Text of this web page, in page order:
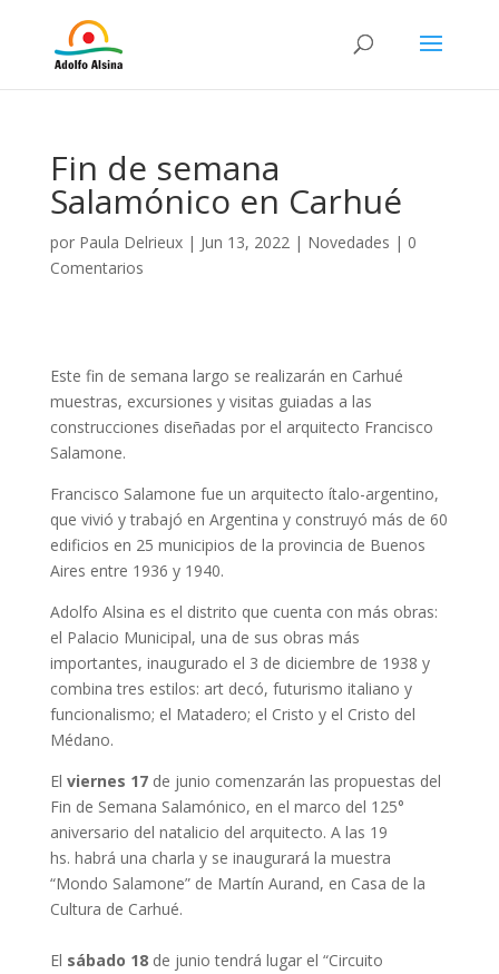
Fin de semana
Salamónico en Carhué
por Paula Delrieux| Jun 13, 2022| Novedades | 0
Comentarios
Este fin de semana largo se realizarán en Carhué
muestras, excursiones y visitas guiadas a las
construcciones diseñadas por el arquitecto Francisco
Salamone.
Francisco Salamone fue un arquitecto ítalo-argentino,
que vivió y trabajó en Argentina y construyó más de 60
edificios en 25 municipios de la provincia de Buenos
Aires entre 1936 y 1940.
Adolfo Alsina es el distrito que cuenta con más obras:
el Palacio Municipal, una de sus obras más
importantes, inaugurado el 3 de diciembre de 1938 y
combina tres estilos: art decó, futurismo italiano y
funcionalismo; el Matadero; el Cristo y el Cristo del
Médano.
El viernes 17de junio comenzarán las propuestas del
Fin de Semana Salamónico, en el marco del 125°
aniversario del natalicio del arquitecto. A las 19
hs. habrá una charla y se inaugurará la muestra
“Mondo Salamone” de Martín Aurand, en Casa de la
Cultura de Carhué.
El sábado 18 de junio tendrá lugar el “Circuito